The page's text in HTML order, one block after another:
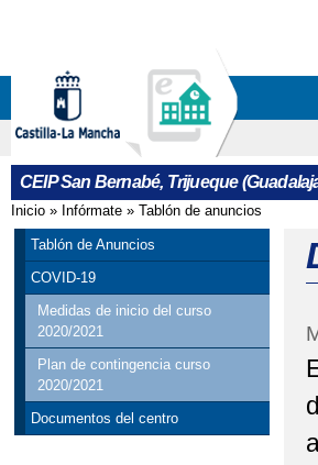
CEIP San Bernabé, Trijueque
Se encuentra usted aquí
Inicio » Infórmate » Tablón de anuncios
Tablón de Anuncios
COVID-19
Medidas de inicio del curso
2020/2021
Plan de contingencia curso
2020/2021
Documentos del centro